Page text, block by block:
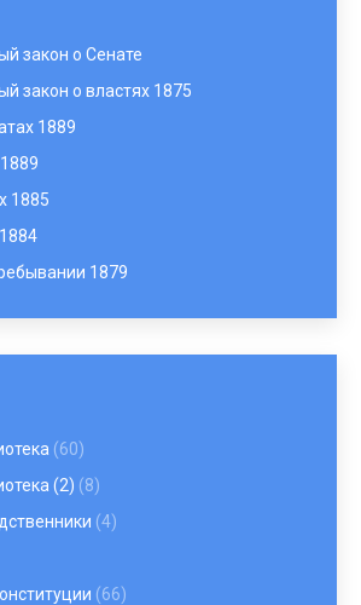
закон о Сенате
закон о властях 1875
1889
1885
1879
(60)
(2) (8)
(4)
(66)